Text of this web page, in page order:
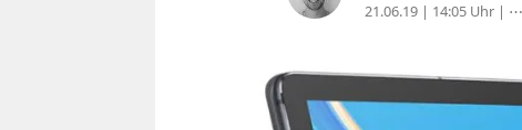
21.06.19 | 14:05 Uhr| ⋯